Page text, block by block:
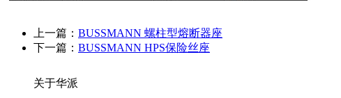
上一篇： BUSSMANN 螺柱型熔断器座
下一篇： BUSSMANN HPS保险丝座
关于华派